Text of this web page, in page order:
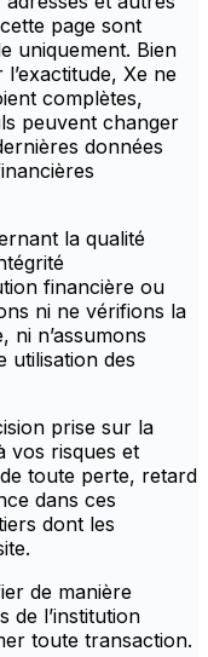
page sont
uniquement. Bien
Xe ne
complètes,
peuvent changer
données
la qualité
financière ou
ni ne vérifions la
ni n’assumons
utilisation des
prise sur la
vos risques et
toute perte, retard
dans ces
dont les
de manière
de l’institution
toute transaction.